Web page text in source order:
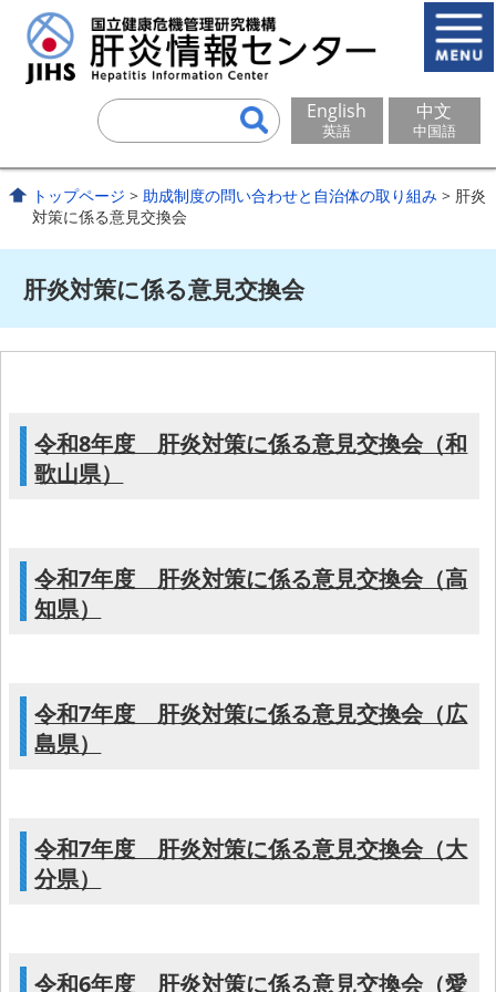
English
英語
中文
中国語
トップページ >助成制度の問い合わせと自治体の取り組み > 肝炎
対策に係る意見交換会
肝炎対策に係る意見交換会
令和8年度 肝炎対策に係る意見交換会（和
歌山県）
令和7年度 肝炎対策に係る意見交換会（高
知県）
令和7年度 肝炎対策に係る意見交換会（広
島県）
令和7年度 肝炎対策に係る意見交換会（大
分県）
令和6年度 肝炎対策に係る意見交換会（愛